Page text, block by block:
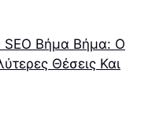
SEO Βήμα Βήμα: Ο
Θέσεις Και